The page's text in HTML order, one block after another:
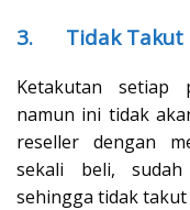
3. Tidak Takut
Ketakutan setiap
namun ini tidak
reseller dengan
sekali beli,
sehingga tidak